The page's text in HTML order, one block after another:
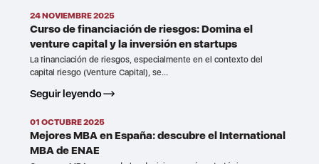
24 NOVIEMBRE 2025
Curso de financiación de riesgos: Domina el
venture capital y la inversión en startups
La financiación de riesgos, especialmente en el contexto del
capital riesgo (Venture Capital), se...
Seguir leyendo
01 OCTUBRE 2025
Mejores MBA en España: descubre el International
MBA de ENAE